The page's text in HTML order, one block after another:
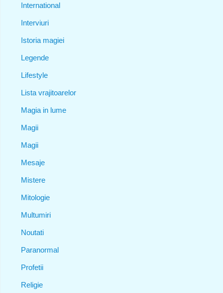
International
Interviuri
Istoria magiei
Legende
Lifestyle
Lista vrajitoarelor
Magia in lume
Magii
Magii
Mesaje
Mistere
Mitologie
Multumiri
Noutati
Paranormal
Profetii
Religie